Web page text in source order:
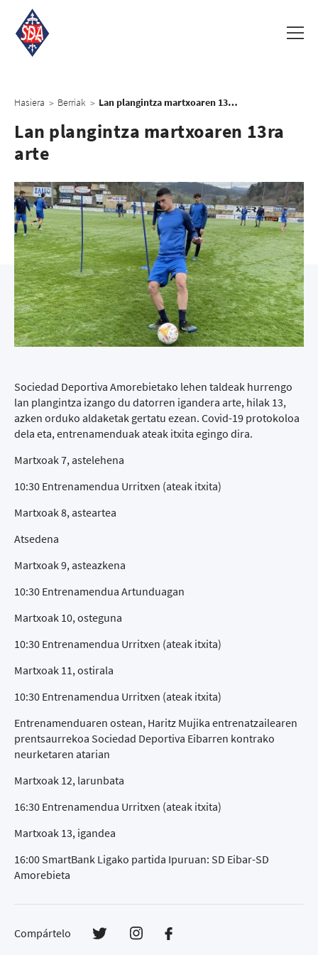
Hasiera > Berriak > Lan plangintza martxoaren 13ra arte
Lan plangintza martxoaren 13ra
arte
Sociedad Deportiva Amorebietako lehen taldeak hurrengo
lan plangintza izango du datorren igandera arte, hilak 13,
azken orduko aldaketak gertatu ezean. Covid-19 protokoloa
dela eta, entrenamenduak ateak itxita egingo dira.
Martxoak 7, astelehena
10:30 Entrenamendua Urritxen (ateak itxita)
Martxoak 8, asteartea
Atsedena
Martxoak 9, asteazkena
10:30 Entrenamendua Artunduagan
Martxoak 10, osteguna
10:30 Entrenamendua Urritxen (ateak itxita)
Martxoak 11, ostirala
10:30 Entrenamendua Urritxen (ateak itxita)
Entrenamenduaren ostean, Haritz Mujika entrenatzailearen
prentsaurrekoa Sociedad Deportiva Eibarren kontrako
neurketaren atarian
Martxoak 12, larunbata
16:30 Entrenamendua Urritxen (ateak itxita)
Martxoak 13, igandea
16:00 SmartBank Ligako partida Ipuruan: SD Eibar-SD
Amorebieta
Compártelo